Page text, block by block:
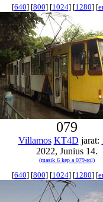
[640] [800] [1024] [1280] [
079
Villamos KT4D jarat:
2022, Junius 14.
(masik 6 kep a 079-rol)
[640] [800] [1024] [1280] [